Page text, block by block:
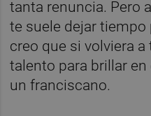
tanta renuncia. Pero
te suele dejar
creo que si volviera a
talento para brillar
un franciscano.